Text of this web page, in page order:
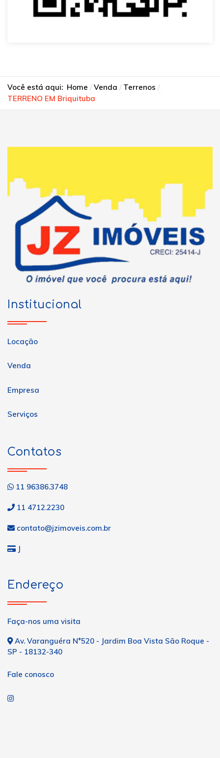
Você está aqui: Home Venda
Terrenos
TERRENO EM Briquituba
Institucional
Locação
Venda
Empresa
Serviços
Contatos
11 96386.3748
11 4712.2230
contato@jzimoveis.com.br
J
Endereço
Faça-nos uma visita
Av. Varanguéra N°520 - Jardim Boa Vista São Roque -
SP - 18132-340
Fale conosco